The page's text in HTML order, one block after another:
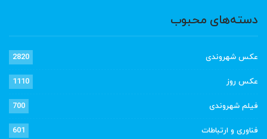
دسته‌های محبوب
عکس شهروندی 2820
عکس روز 1110
فیلم شهروندی 700
فناوری و ارتباطات 601